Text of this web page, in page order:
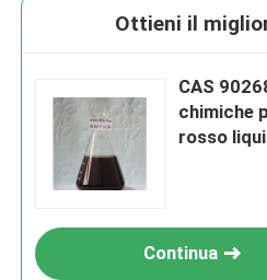
Ottieni il
CAS
chimiche
rosso
Continua